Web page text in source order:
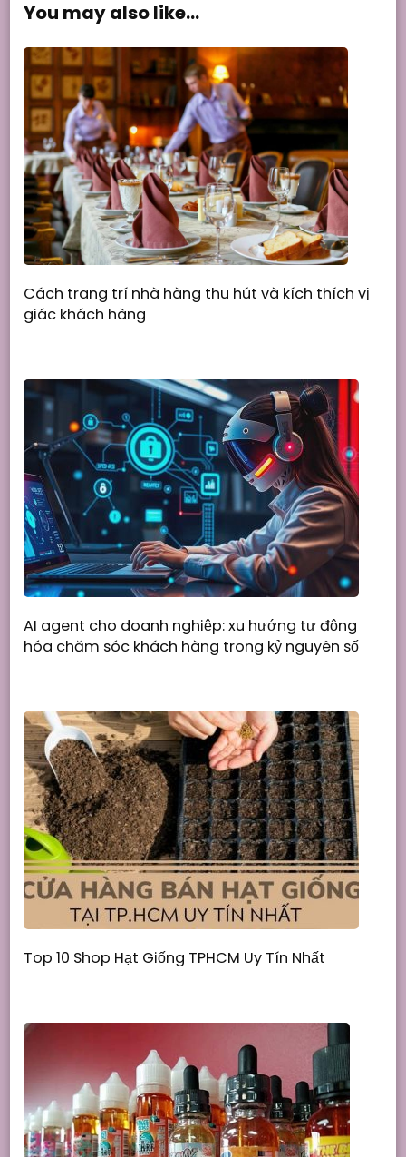
You may also like...
Cách trang trí nhà hàng thu hút và kích thích vị
giác khách hàng
AI agent cho doanh nghiệp: xu hướng tự động
hóa chăm sóc khách hàng trong kỷ nguyên số
Top 10 Shop Hạt Giống TPHCM Uy Tín Nhất